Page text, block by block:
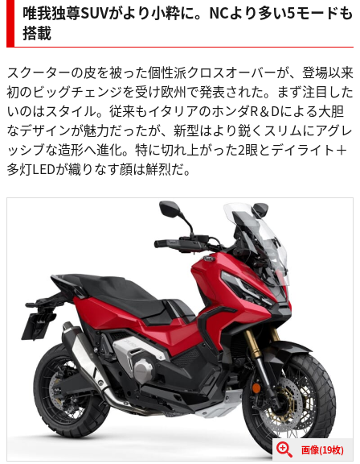
唯我独尊SUVがより小粋に。NCより多い5モードも
搭載
スクーターの皮を被った個性派クロスオーバーが、登場以来
初のビッグチェンジを受け欧州で発表された。まず注目した
いのはスタイル。従来もイタリアのホンダR＆Dによる大胆
なデザインが魅力だったが、新型はより鋭くスリムにアグレ
ッシブな造形へ進化。特に切れ上がった2眼とデイライト＋
多灯LEDが織りなす顔は鮮烈だ。
画像(19枚)